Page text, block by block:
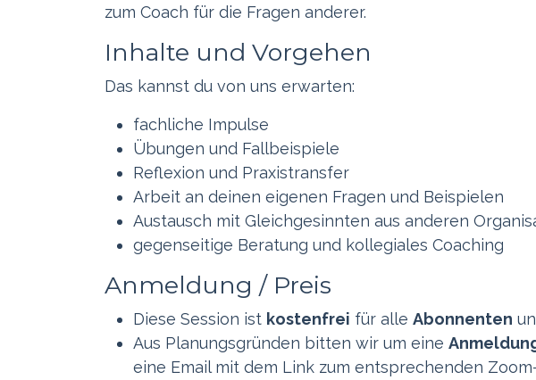
zum Coach für die Fragen anderer.
Inhalte und Vorgehen
Das kannst du von uns erwarten:
fachliche Impulse
Übungen und Fallbeispiele
Reflexion und Praxistransfer
Arbeit an deinen eigenen Fragen und Beispielen
Austausch mit Gleichgesinnten aus anderen
gegenseitige Beratung und kollegiales Coaching
Anmeldung / Preis
Diese Session ist kostenfrei für alle Abonnenten
Aus Planungsgründen bitten wir um eine
eine Email mit dem Link zum entsprechenden